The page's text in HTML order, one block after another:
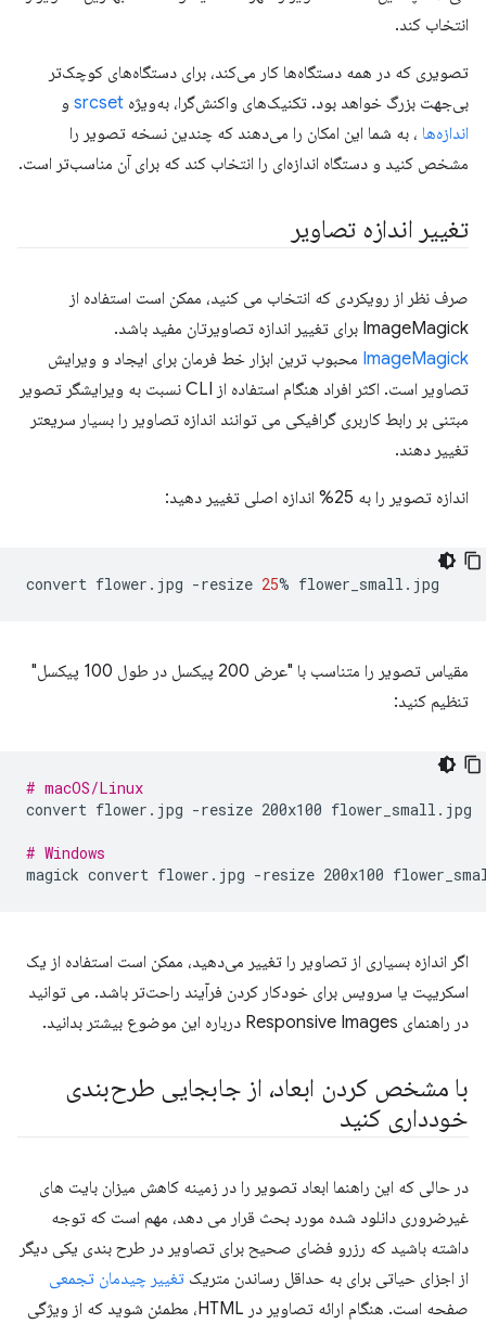
انتخاب کند.
تصویری که در همه دستگاه‌ها کار می‌کند، برای دستگاه‌های کوچک‌تر
بی‌جهت بزرگ خواهد بود. تکنیک‌های واکنش‌گرا، به‌ویژه srcset و
اندازه‌ها ، به شما این امکان را می‌دهند که چندین نسخه تصویر را
مشخص کنید و دستگاه اندازه‌ای را انتخاب کند که برای آن مناسب‌تر است.
تغییر اندازه تصاویر
صرف نظر از رویکردی که انتخاب می کنید، ممکن است استفاده از
ImageMagick برای تغییر اندازه تصاویرتان مفید باشد.
ImageMagick محبوب ترین ابزار خط فرمان برای ایجاد و ویرایش
تصاویر است. اکثر افراد هنگام استفاده از CLI نسبت به ویرایشگر تصویر
مبتنی بر رابط کاربری گرافیکی می توانند اندازه تصاویر را بسیار سریعتر
تغییر دهند.
اندازه تصویر را به 25% اندازه اصلی تغییر دهید:
convert flower.jpg -resize 25%
مقیاس تصویر را متناسب با "عرض 200 پیکسل در طول 100 پیکسل"
تنظیم کنید:
# macOS/Linux
convert flower.jpg -resize 200x100 flower_small.jpg
# Windows
magick convert flower.jpg -resize 200x100
اگر اندازه بسیاری از تصاویر را تغییر می‌دهید، ممکن است استفاده از یک
اسکریپت یا سرویس برای خودکار کردن فرآیند راحت‌تر باشد. می توانید
در راهنمای Responsive Images درباره این موضوع بیشتر بدانید.
با مشخص کردن ابعاد، از جابجایی طرح‌بندی
خودداری کنید
در حالی که این راهنما ابعاد تصویر را در زمینه کاهش میزان بایت های
غیرضروری دانلود شده مورد بحث قرار می دهد، مهم است که توجه
داشته باشید که رزرو فضای صحیح برای تصاویر در طرح بندی یکی دیگر
از اجزای حیاتی برای به حداقل رساندن متریک تغییر چیدمان تجمعی
صفحه است. هنگام ارائه تصاویر در HTML، مطمئن شوید که از ویژگی